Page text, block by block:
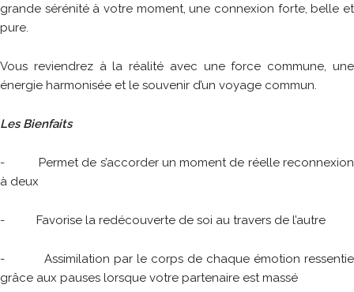
grande sérénité à votre moment, une connexion forte, belle et
pure.
Vous reviendrez à la réalité avec une force commune, une
énergie harmonisée et le souvenir d’un voyage commun.
Les Bienfaits
- Permet de s’accorder un moment de réelle reconnexion
à deux
- Favorise la redécouverte de soi au travers de l’autre
- Assimilation par le corps de chaque émotion ressentie
grâce aux pauses lorsque votre partenaire est massé